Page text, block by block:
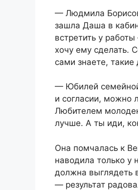
— Людмила
зашла Даша в
встретить у
хочу ему сделать.
сами знаете,
— Юбилей
и согласии, можно
Любителем
лучше. А ты иди,
Она помчалась к
наводила только у
должна выглядеть
— результат